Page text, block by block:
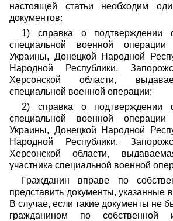
настоящей статьи необходим
документов:
1) справка о подтверждении
специальной военной операции
Украины, Донецкой Народной
Народной Республики,
Херсонской области,
специальной военной операции;
2) справка о подтверждении
специальной военной операции
Украины, Донецкой Народной
Народной Республики,
Херсонской области,
участника специальной военной
Гражданин вправе по
представить документы, указанные
В случае, если такие документы не
гражданином по собственной